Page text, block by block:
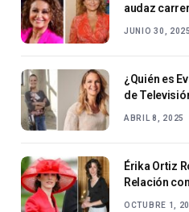
audaz
allá de la
JUNIO 30, 2025
¿Quién es
de
ABRIL 8, 2025
Érika Ortiz
Relación
OCTUBRE 1,